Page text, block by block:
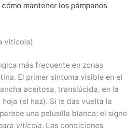
cómo mantener los pámpanos
vitícola)
más frecuente en zonas
El primer síntoma visible en el
aceitosa, translúcida, en la
(el haz). Si le das vuelta la
una pelusilla blanca: el signo
vitícola. Las condiciones